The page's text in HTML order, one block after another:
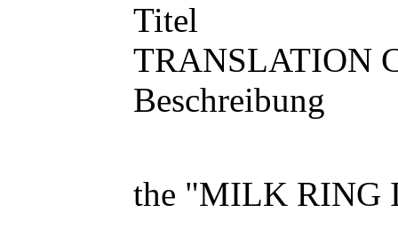
Titel
TRANSLATION
Beschreibung
the "MILK RING